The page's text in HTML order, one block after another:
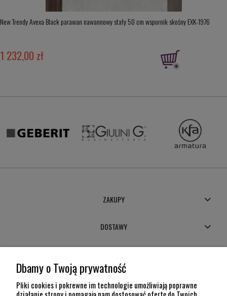
New Trendy Avexa Black parawan nawannowy stały 50 cm wspornik skośny EXK-1976
1 232,00 zł
ZAKUPY
DOSTAWY
POMOC
Dbamy o Twoją prywatność
Pliki cookies i pokrewne im technologie umożliwiają poprawne